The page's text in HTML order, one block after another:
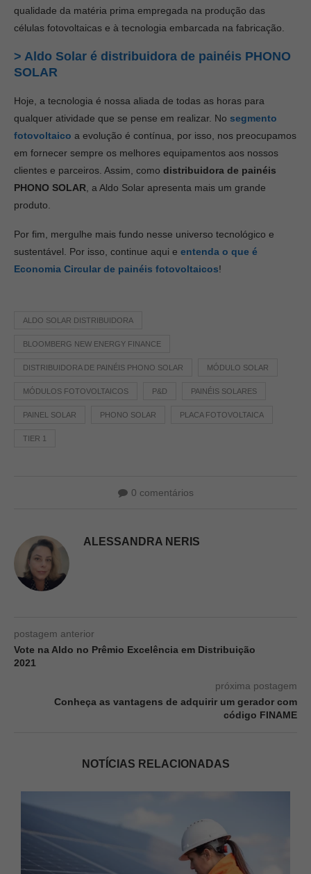
qualidade da matéria prima empregada na produção das
células fotovoltaicas e à tecnologia embarcada na fabricação.
> Aldo Solar é distribuidora de painéis PHONO
SOLAR
Hoje, a tecnologia é nossa aliada de todas as horas para
qualquer atividade que se pense em realizar. No segmento
fotovoltaico a evolução é contínua, por isso, nos preocupamos
em fornecer sempre os melhores equipamentos aos nossos
clientes e parceiros. Assim, como distribuidora de painéis
PHONO SOLAR , a Aldo Solar apresenta mais um grande
produto.
Por fim, mergulhe mais fundo nesse universo tecnológico e
sustentável. Por isso, continue aqui e entenda o que é
Economia Circular de painéis fotovoltaicos!
ALDO SOLAR DISTRIBUIDORA
BLOOMBERG NEW ENERGY FINANCE
DISTRIBUIDORA DE PAINÉIS PHONO SOLAR MÓDULO SOLAR
MÓDULOS FOTOVOLTAICOS P&D PAINÉIS SOLARES
PAINEL SOLAR PHONO SOLAR PLACA FOTOVOLTAICA
TIER 1
0 comentários
ALESSANDRA NERIS
postagem anterior
Vote na Aldo no Prêmio Excelência em Distribuição
2021
próxima postagem
Conheça as vantagens de adquirir um gerador com
código FINAME
NOTÍCIAS RELACIONADAS